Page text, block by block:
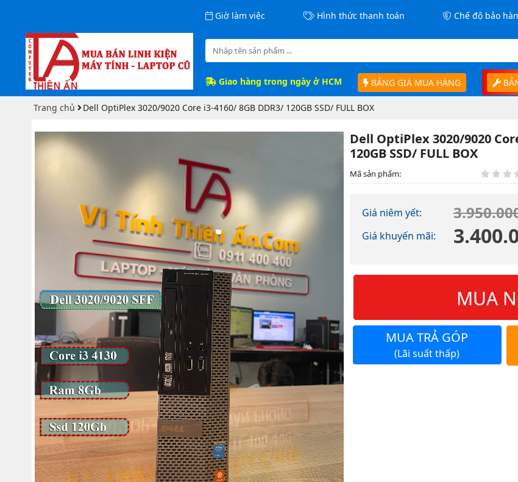
Giờ làm việc Hình thức thanh toán Chế độ bảo
Giao hàng trong ngày ở HCM BẢNG GIÁ MUA HÀNG
Trang chủ Dell OptiPlex 3020/9020 Core i3-4160/ 8GB DDR3/ 120GB SSD/ FULL BOX
Dell OptiPlex 3020/9020
120GB SSD/ FULL BOX
Mã sản phẩm:
Giá niêm yết:
Giá khuyến mãi:
MUA
MUA TRẢ GÓP
(Lãi suất thấp)